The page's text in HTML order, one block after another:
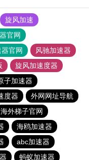
旋风加速
官网
官网
风驰加速器
旋风加速度器
子加速器
度器
外网网址导航
海外梯子官网
海鸥加速器
abc加速器
蚂蚁加速器